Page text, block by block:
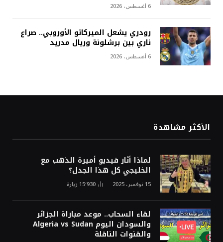
6 أغسطس، 2026
رودري يشعل الميركاتو الأوروبي.. صراع
ناري بين برشلونة وريال مدريد
6 أغسطس، 2026
الأكثر مشاهدة
لماذا أثار فيديو أميرة الذهب مع
الخليجي كل هذا الجدل؟
15 نوفمبر، 2025 15٬930 زيارة
لقاء السحاب.. موعد مباراة الجزائر
والسودان اليوم Algeria vs Sudan
والقنوات الناقلة